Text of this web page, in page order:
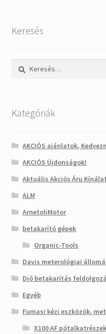
Keresés
Kategóriák
AKCIÓS ajánlatok,
AKCIÓS Újdonságok!
Aktuális Akciós Áru
ALM
ArnetoliMotor
betakarító gépek
Organic-Tools
Davis meterológiai
Dió betakarítás
Egyéb
Fumasi kézi eszközök,
X100 AF pótalkatrészek